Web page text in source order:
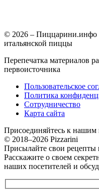
© 2026 – Пиццарини.инфо
итальянской пиццы
Перепечатка материалов
первоисточника
Пользовательское
Политика
Сотрудничество
Карта сайта
Присоединяйтесь к нашим
© 2018–2026 Pizzarini
Присылайте свои
Расскажите о своем
наших посетителей и